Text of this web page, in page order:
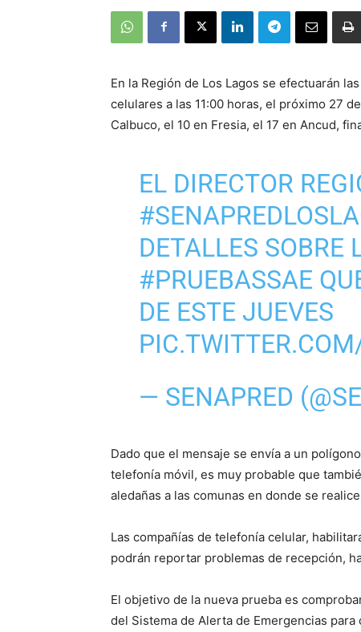
En la Región de Los Lagos se efectuarán
celulares a las 11:00 horas, el próximo 27
Calbuco, el 10 en Fresia, el 17 en Ancud,
EL DIRECTOR
DETALLES SOBRE
#PRUEBASSAE
DE ESTE JUEVES
— SENAPRED
Dado que el mensaje se envía a un
telefonía móvil, es muy probable que
aledañas a las comunas en donde se
Las compañías de telefonía celular,
podrán reportar problemas de recepción,
El objetivo de la nueva prueba es
del Sistema de Alerta de Emergencias